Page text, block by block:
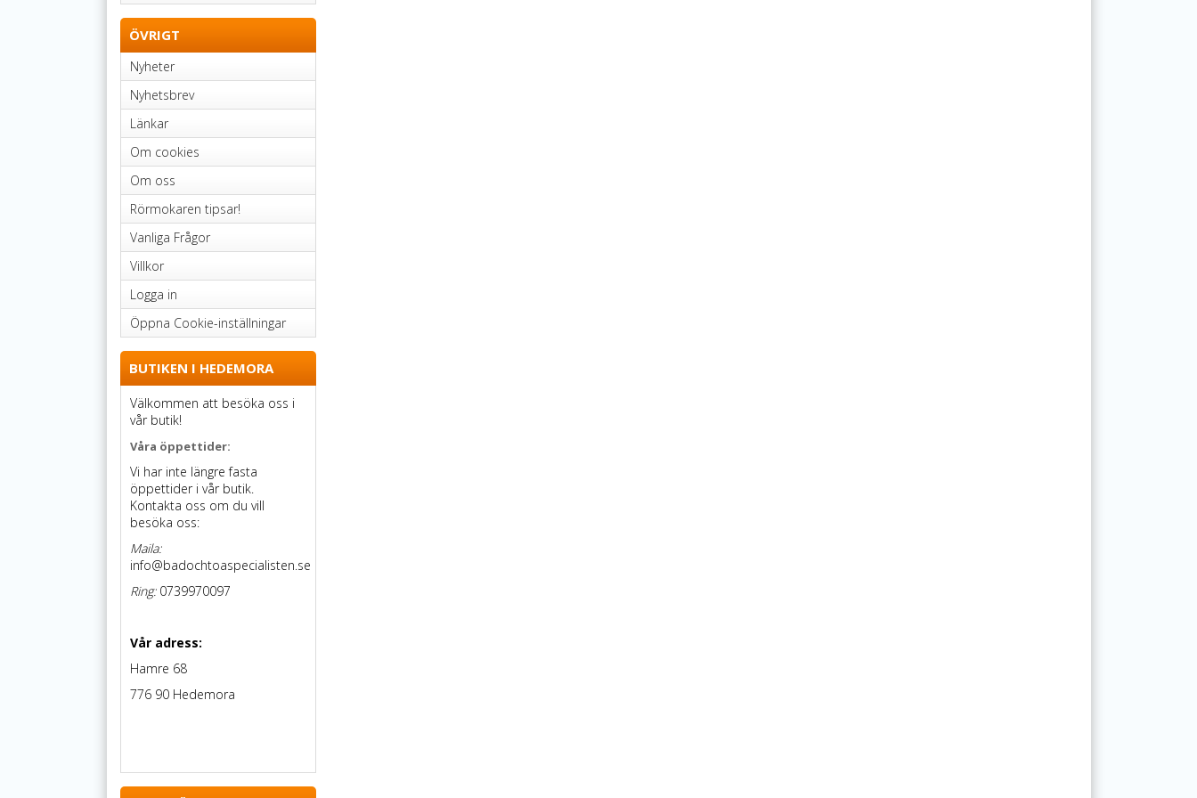
ÖVRIGT
Nyheter
Nyhetsbrev
Länkar
Om cookies
Om oss
Rörmokaren tipsar!
Vanliga Frågor
Villkor
Logga in
Öppna Cookie-inställningar
BUTIKEN I HEDEMORA
Välkommen att besöka oss i
vår butik!
Våra öppettider:
Vi har inte längre fasta
öppettider i vår butik.
Kontakta oss om du vill
besöka oss:
Maila:
info@badochtoaspecialisten.se
Ring:0739970097
Vår adress:
Hamre 68
776 90 Hedemora